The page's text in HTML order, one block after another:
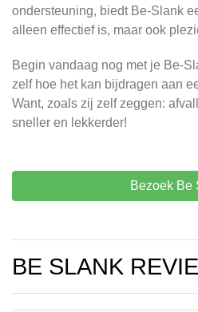
ondersteuning, biedt Be-Slank
alleen effectief is, maar ook
Begin vandaag nog met je Be-
zelf hoe het kan bijdragen aan
Want, zoals zij zelf zeggen:
sneller en lekkerder!
Bezoek Be
BE SLANK